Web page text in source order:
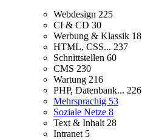
Webdesign 225
CI & CD 30
Werbung & Klassik 18
HTML, CSS... 237
Schnittstellen 60
CMS 230
Wartung 216
PHP, Datenbank... 226
Mehrsprachig 53
Soziale Netze 8
Text & Inhalt 28
Intranet 5